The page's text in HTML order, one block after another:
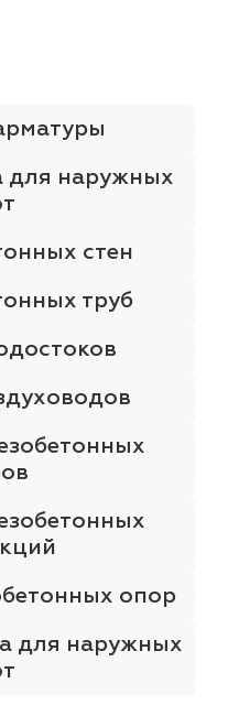
для наружных
стен
труб
опор
для наружных